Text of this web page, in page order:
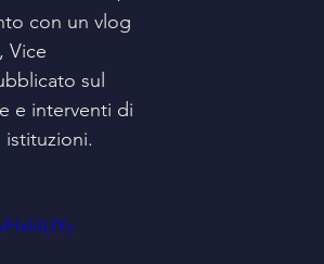
con un vlog
Vice
sul
e interventi di